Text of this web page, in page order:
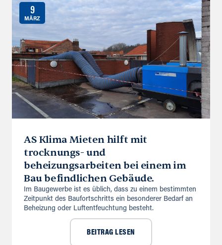
9
MÄRZ
AS Klima Mieten hilft mit
trocknungs- und
beheizungsarbeiten bei einem im
Bau befindlichen Gebäude.
Im Baugewerbe ist es üblich, dass zu einem bestimmten
Zeitpunkt des Baufortschritts ein besonderer Bedarf an
Beheizung oder Luftentfeuchtung besteht.
BEITRAG LESEN